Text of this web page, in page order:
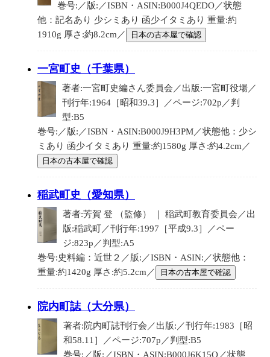
巻号:／版:／ISBN・ASIN:B000J4QEDO／状態
他：記名あり 少シミあり 函少イタミあり 重量:約
1910g 厚さ:約8.2cm／
日本の古本屋で確認
一宮町史（千葉県）
著者:一宮町史編さん委員会／出版:一宮町役場／
刊行年:1964［昭和39.3］／ページ:702p／判
型:B5
巻号:／版:／ISBN・ASIN:B000J9H3PM／状態他：少シ
ミあり 函少イタミあり 重量:約1580g 厚さ:約4.2cm／
日本の古本屋で確認
稲武町史（愛知県）
著者:芳賀 登 （監修） ｜ 稲武町教育委員会／出
版:稲武町／刊行年:1997［平成9.3］／ペー
ジ:823p／判型:A5
巻号:史料編：近世２／版:／ISBN・ASIN:／状態他：
重量:約1420g 厚さ:約5.2cm／
日本の古本屋で確認
院内町誌（大分県）
著者:院内町誌刊行会／出版:／刊行年:1983［昭
和58.11］／ページ:707p／判型:B5
巻号:／版:／ISBN・ASIN:B000J6K15O／状態